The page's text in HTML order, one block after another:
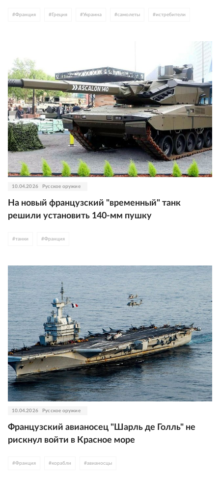
#Франция # Греция #Украина #самолеты #истребители
10.04.2026 Русское оружие
На новый французский "временный" танк
решили установить 140-мм пушку
#танки #Франция
10.04.2026 Русское оружие
Французский авианосец "Шарль де Голль" не
рискнул войти в Красное море
#Франция #корабли #авианосцы